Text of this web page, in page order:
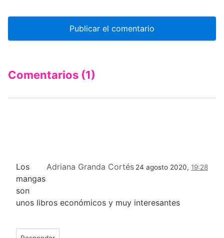
Comentarios (1)
Adriana Granda Cortés 24 agosto 2020, 19:28
Los
mangas
son
unos libros económicos y muy interesantes